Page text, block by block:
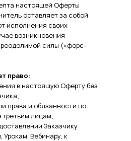
настоящей Оферты
оставляет за собой
исполнения своих
возникновения
силы («форс-
право:
в настоящую Оферту без
права и обязанности по
лицам;
Заказчику
Вебинару, к